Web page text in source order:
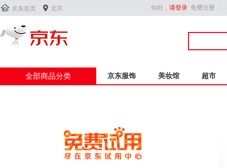
 京东首页  北京 你好， 请登录 免费注册
全部商品分类 京东服饰 美妆馆 超市